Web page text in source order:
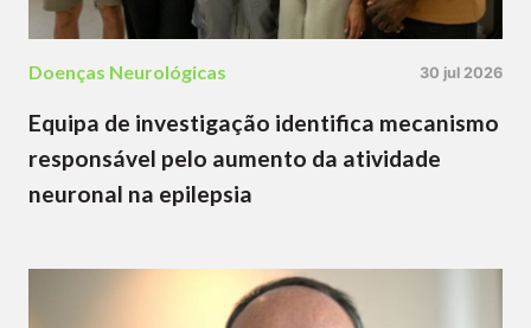
Doenças Neurológicas 30 jul 2026
Equipa de investigação identifica mecanismo
responsável pelo aumento da atividade
neuronal na epilepsia